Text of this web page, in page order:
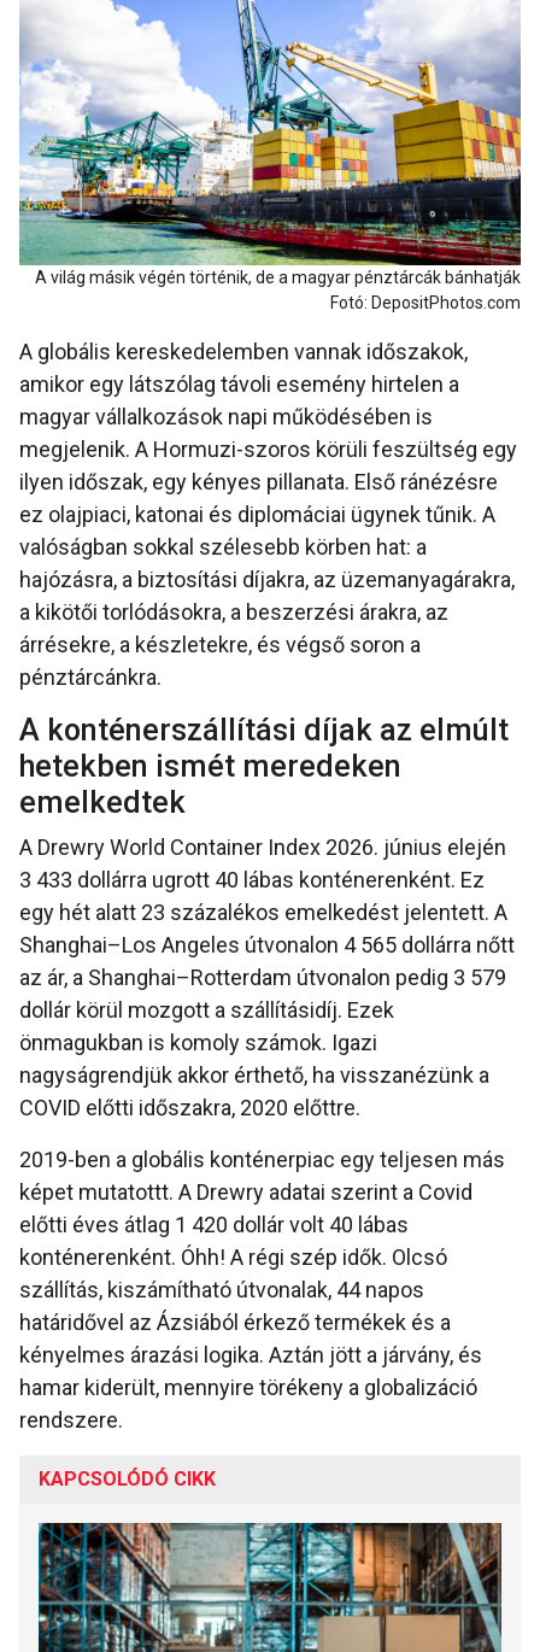
A világ másik végén történik, de a magyar pénztárcák bánhatják
Fotó: DepositPhotos.com
A globális kereskedelemben vannak időszakok,
amikor egy látszólag távoli esemény hirtelen a
magyar vállalkozások napi működésében is
megjelenik. A Hormuzi-szoros körüli feszültség egy
ilyen időszak, egy kényes pillanata. Első ránézésre
ez olajpiaci, katonai és diplomáciai ügynek tűnik. A
valóságban sokkal szélesebb körben hat: a
hajózásra, a biztosítási díjakra, az üzemanyagárakra,
a kikötői torlódásokra, a beszerzési árakra, az
árrésekre, a készletekre, és végső soron a
pénztárcánkra.
A konténerszállítási díjak az elmúlt
hetekben ismét meredeken
emelkedtek
A Drewry World Container Index 2026. június elején
3 433 dollárra ugrott 40 lábas konténerenként. Ez
egy hét alatt 23 százalékos emelkedést jelentett. A
Shanghai–Los Angeles útvonalon 4 565 dollárra nőtt
az ár, a Shanghai–Rotterdam útvonalon pedig 3 579
dollár körül mozgott a szállításidíj. Ezek
önmagukban is komoly számok. Igazi
nagyságrendjük akkor érthető, ha visszanézünk a
COVID előtti időszakra, 2020 előttre.
2019-ben a globális konténerpiac egy teljesen más
képet mutatottt. A Drewry adatai szerint a Covid
előtti éves átlag 1 420 dollár volt 40 lábas
konténerenként. Óhh! A régi szép idők. Olcsó
szállítás, kiszámítható útvonalak, 44 napos
határidővel az Ázsiából érkező termékek és a
kényelmes árazási logika. Aztán jött a járvány, és
hamar kiderült, mennyire törékeny a globalizáció
rendszere.
KAPCSOLÓDÓ CIKK